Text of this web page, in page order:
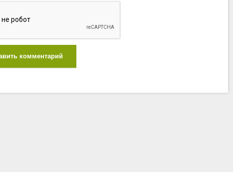
комментарий